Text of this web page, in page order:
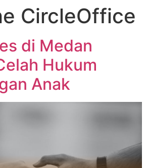
CircleOffice
di Medan
Hukum
Anak